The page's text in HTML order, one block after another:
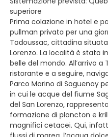
superiore
Prima colazione in hotel e
pullman privato per una
Tadoussac, cittadina
Lorenzo. La località è stata
belle del mondo. All’arrivo a
ristorante e a seguire,
Parco Marino di Saguenay
in cui le acque del fiume
del San Lorenzo,
formazione di plancton e
magnifici cetacei. Qui,